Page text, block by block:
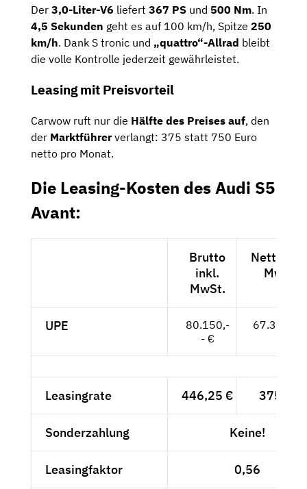
Der 3,0-Liter-V6 liefert 367 PS und 500 Nm. In
4,5 Sekunden geht es auf 100 km/h, Spitze 250
km/h. Dank S tronic und „quattro“-Allrad bleibt
die volle Kontrolle jederzeit gewährleistet.
Leasing mit Preisvorteil
Carwow ruft nur die Hälfte des Preises auf, den
der Marktführerverlangt: 375 statt 750 Euro
netto pro Monat.
Die Leasing-Kosten des Audi S5
Avant:
Brutto
inkl.
MwSt.
Netto
MwSt.
UPE
80.150,-
- €
67.353,--
Leasingrate 446,25 € 375,-- €
Sonderzahlung Keine!
Leasingfaktor 0,56